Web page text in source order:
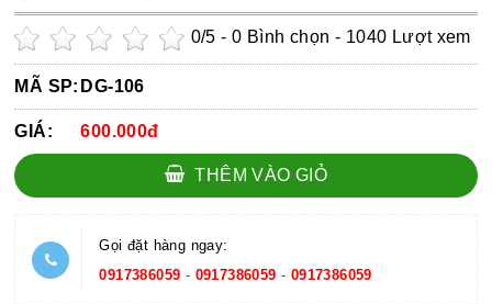
0/5 -0 Bình chọn - 1040 Lượt xem
MÃ SP: DG-106
GIÁ: 600.000đ
THÊM VÀO GIỎ
Gọi đặt hàng ngay:
0917386059 - 0917386059 - 0917386059